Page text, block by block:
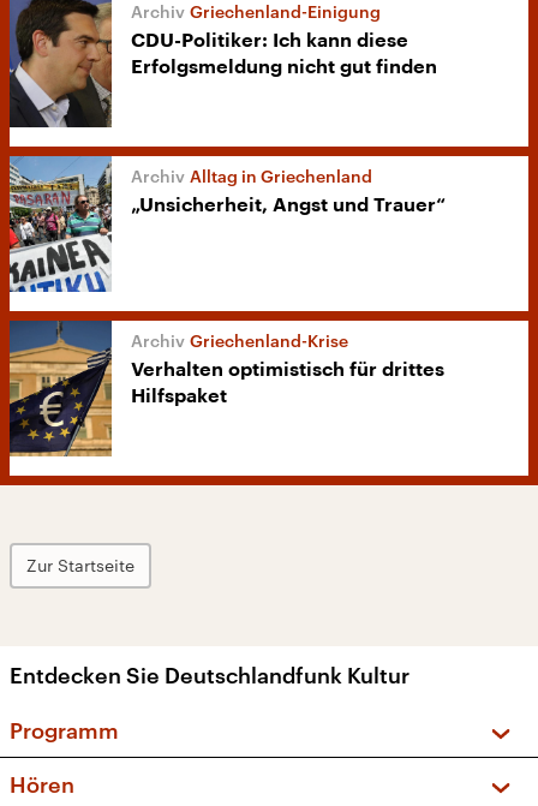
Griechenland-Einigung
CDU-Politiker: Ich kann diese
Erfolgsmeldung nicht gut finden
Alltag in Griechenland
„Unsicherheit, Angst und Trauer“
Griechenland-Krise
Verhalten optimistisch für drittes
Hilfspaket
Zur Startseite
Entdecken Sie Deutschlandfunk Kultur
Programm
Hören